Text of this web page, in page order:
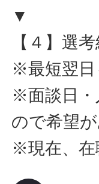
▼
【４】選
※最短翌日
※面談日・
ので希望
※現在、在